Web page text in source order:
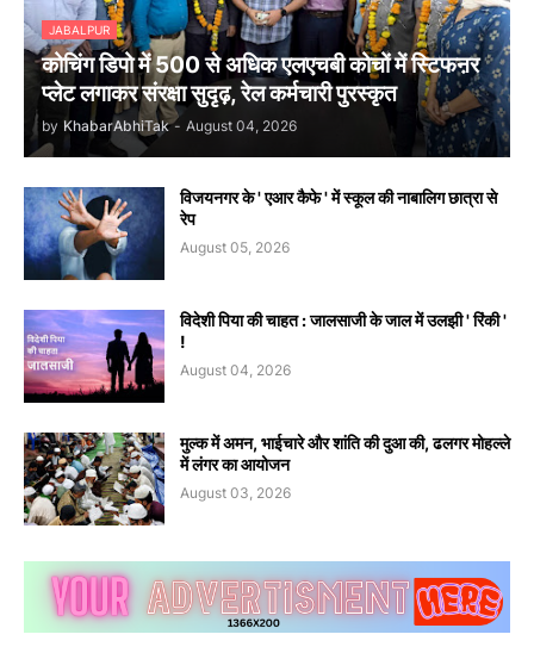
JABALPUR
कोचिंग डिपो में 500 से अधिक एलएचबी कोचों में स्टिफऩर
प्लेट लगाकर संरक्षा सुदृढ़, रेल कर्मचारी पुरस्कृत
by KhabarAbhiTak - August 04, 2026
विजयनगर के ' एआर कैफे ' में स्कूल की नाबालिग छात्रा से
रेप
August 05, 2026
विदेशी पिया की चाहत : जालसाजी के जाल में उलझी ' रिंकी '
!
August 04, 2026
मुल्क में अमन, भाईचारे और शांति की दुआ की, ढलगर मोहल्ले
में लंगर का आयोजन
August 03, 2026